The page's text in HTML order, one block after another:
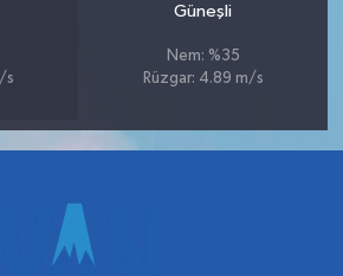
s
Güneşli
Nem: %35
Rüzgar: 4.89 m/s